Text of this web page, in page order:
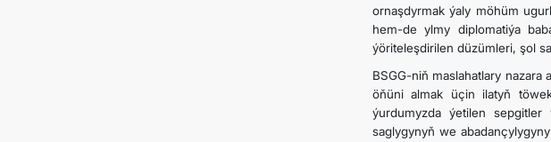
ornaşdyrmak ýaly möhüm
hem-de ylmy diplomatiýa
ýöriteleşdirilen düzümleri, şol
BSGG-niň maslahatlary
öňüni almak üçin ilatyň
ýurdumyzda ýetilen
saglygynyň we